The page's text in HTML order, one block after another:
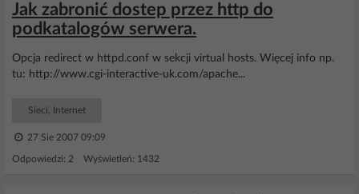
Jak zabronić dostep przez http do
podkatalogów serwera.
Opcja redirect w httpd.conf w sekcji virtual hosts. Więcej info np.
tu: http://www.cgi-interactive-uk.com/apache...
Sieci, Internet
27 Sie 2007 09:09
Odpowiedzi: 2 Wyświetleń: 1432